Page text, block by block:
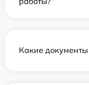
Какие документы